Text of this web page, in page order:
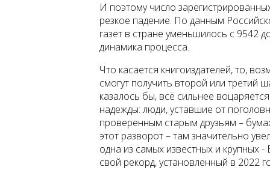
И поэтому число
резкое падение. По данным
газет в стране уменьшилось с 9542
динамика процесса.
Что касается книгоиздателей, то,
смогут получить второй или
казалось бы, всё сильнее
надежды: люди, уставшие от
проверенным старым друзьям –
этот разворот – там значительно
одна из самых известных и крупных
свой рекорд, установленный в 2022